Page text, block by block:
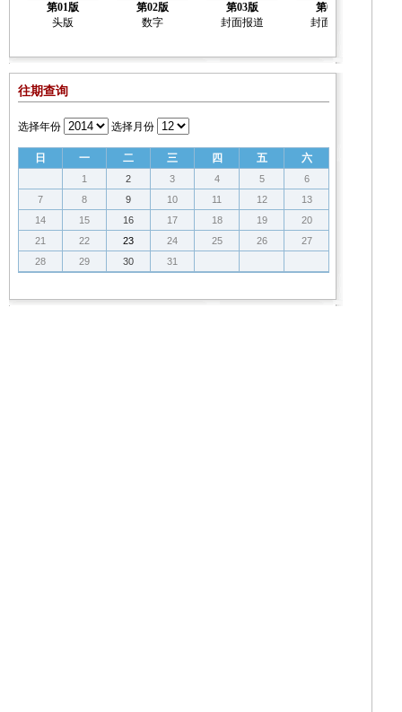
第01版
头版
第02版
数字
第03版
封面报道
第04版
封面报道
往期查询
选择年份 选择月份
日 一 二 三 四 五 六
1 2 3 4 5
6
7
8 9 10 11 12
13
14
15 16 17 18 19
20
21
22 23 24 25 26
27
28
29 30 31